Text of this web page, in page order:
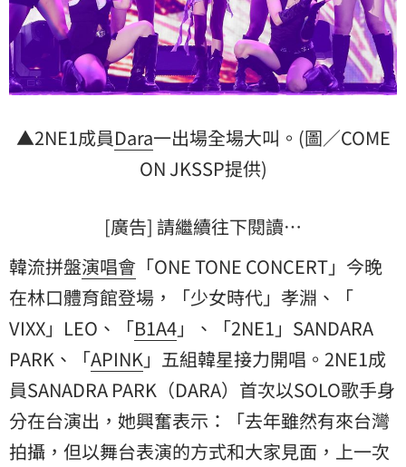
▲2NE1成員Dara一出場全場大叫。(圖／COME
ON JKSSP提供)
[廣告] 請繼續往下閱讀…
韓流拼盤演唱會 「ONE TONE CONCERT」今晚
在林口體育館登場，「少女時代」孝淵、「
VIXX」LEO、「B1A4」、「2NE1」SANDARA
PARK、「APINK」五組韓星接力開唱。2NE1成
員SANADRA PARK（DARA）首次以SOLO歌手身
分在台演出，她興奮表示：「去年雖然有來台灣
拍攝，但以舞台表演的方式和大家見面，上一次